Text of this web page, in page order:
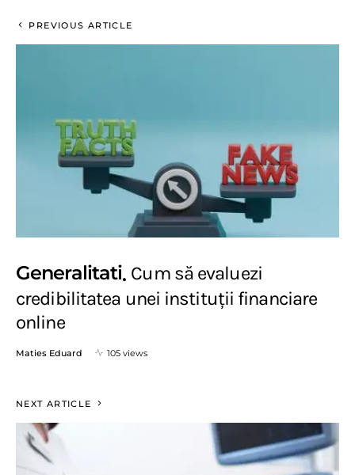
PREVIOUS ARTICLE
Generalitati Cum să evaluezi
credibilitatea unei instituții financiare
online
Maties Eduard 105 views
NEXT ARTICLE